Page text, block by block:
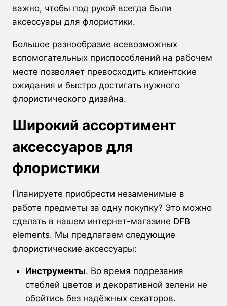
важно, чтобы под рукой всегда были
аксессуары для флористики.
Большое разнообразие всевозможных
вспомогательных приспособлений на рабочем
месте позволяет превосходить клиентские
ожидания и быстро достигать нужного
флористического дизайна.
Широкий ассортимент
аксессуаров для
флористики
Планируете приобрести незаменимые в
работе предметы за одну покупку? Это можно
сделать в нашем интернет-магазине DFB
elements. Мы предлагаем следующие
флористические аксессуары:
Инструменты. Во время подрезания
стеблей цветов и декоративной зелени не
обойтись без надёжных секаторов.